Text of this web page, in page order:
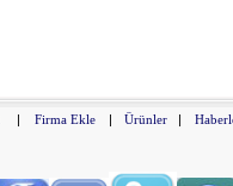
| Firma Ekle | Ürünler |